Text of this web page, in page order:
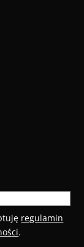
regulamin
.